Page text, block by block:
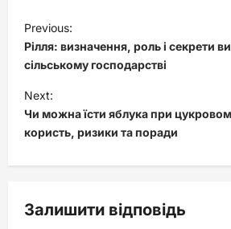
P
o
s
t
n
a
v
g
Previous:
Рілля: визначення, роль і секрети
сільському господарстві
Next:
Чи можна їсти яблука при
користь, ризики та поради
Залишити відповідь